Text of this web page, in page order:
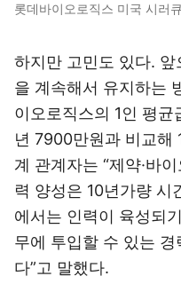
롯데바이오로직스 미국 시러
하지만 고민도 있다.
을 계속해서 유지하는
이오로직스의 1인 평
년 7900만원과 비교해
계 관계자는 “제약·바
력 양성은 10년가량 시
에서는 인력이 육성되
무에 투입할 수 있는
다”고 말했다.